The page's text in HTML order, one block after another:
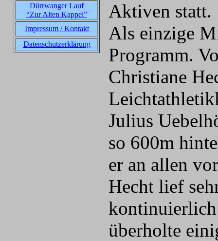
Dürrwanger Lauf
“Zur Alten Kappel”
Impressum / Kontakt
Datenschutzerklärung
Aktiven statt.
Als einzige
Programm.
Christiane
Julius
so 600m
er an allen
Hecht lief
überholte